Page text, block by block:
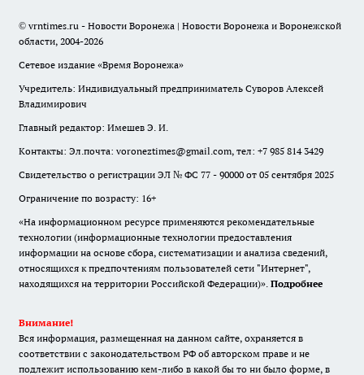
© vrntimes.ru - Новости Воронежа | Новости Воронежа и Воронежской
области, 2004-2026
Сетевое издание «Время Воронежа»
Учредитель: Индивидуальный предприниматель Суворов Алексей
Владимирович
Главный редактор: Имешев Э. И.
Контакты: Эл.почта: voroneztimes@gmail.com, тел: +7 985 814 3429
Свидетельство о регистрации ЭЛ № ФС 77 - 90000 от 05 сентября 2025
Ограничение по возрасту: 16+
«На информационном ресурсе применяются рекомендательные
технологии (информационные технологии предоставления
информации на основе сбора, систематизации и анализа сведений,
относящихся к предпочтениям пользователей сети "Интернет",
находящихся на территории Российской Федерации)». Подробнее
Внимание!
Вся информация, размещенная на данном сайте, охраняется в
соответствии с законодательством РФ об авторском праве и не
подлежит использованию кем-либо в какой бы то ни было форме, в